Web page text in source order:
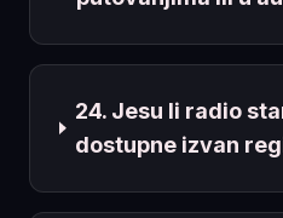
24. Jesu li radio
dostupne izvan